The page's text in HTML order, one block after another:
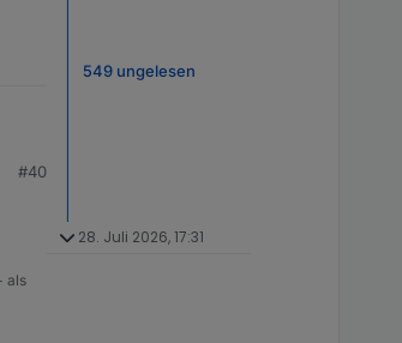
#40
als
549 ungelesen
28. Juli 2026, 17:31